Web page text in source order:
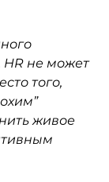
HR не может
того,
живое